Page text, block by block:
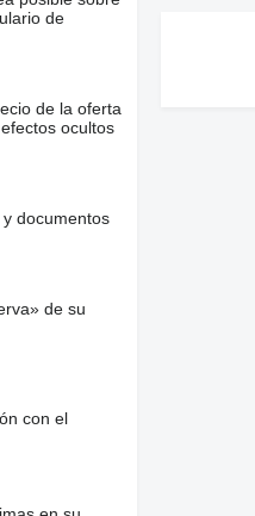
de
de la oferta
ocultos
documentos
de su
con el